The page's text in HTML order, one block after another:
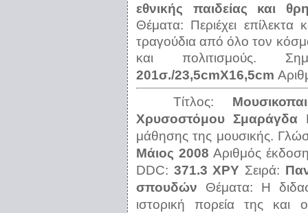
εθνικής παιδείας και
Θέματα: Περιέχει
τραγούδια από όλο τον
και πολιτισμούς.
201σ./23,5cmX16,5cm
Τίτλος:
Χρυσοστόμου Σμαράγδα
μάθησης της μουσικής.
Μάιος 2008 Αριθμός
DDC: 371.3 ΧΡΥ Σειρά:
σπουδών
Θέματα: Η
ιστορική πορεία της και